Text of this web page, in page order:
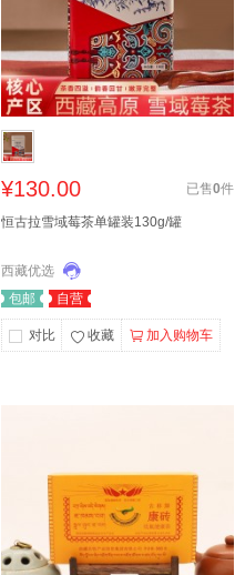
¥130.00 已售0件
恒古拉雪域莓茶单罐装130g/罐
西藏优选
包邮
自营
对比 收藏 加入购物车